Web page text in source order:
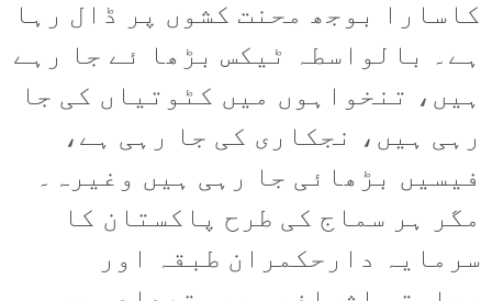
کاسارا بوجھ محنت کشوں پر ڈال رہا
ہے۔ بالواسطہ ٹیکس بڑھا ئے جا رہے
ہیں، تنخواہوں میں کٹوتیاں کی جا
رہی ہیں، نجکاری کی جا رہی ہے،
فیسیں بڑھائی جا رہی ہیں وغیرہ۔
مگر ہر سماج کی طرح پاکستان کا
سرمایہ دارحکمران طبقہ اور